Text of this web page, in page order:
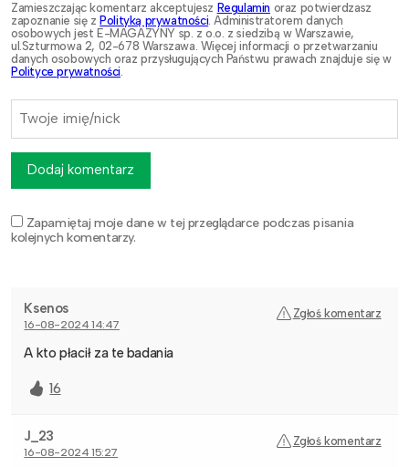
Zamieszczając komentarz akceptujesz Regulamin oraz potwierdzasz
zapoznanie się z Polityką prywatności. Administratorem danych
osobowych jest E-MAGAZYNY sp. z o.o. z siedzibą w Warszawie,
ul.Szturmowa 2, 02-678 Warszawa. Więcej informacji o przetwarzaniu
danych osobowych oraz przysługujących Państwu prawach znajduje się w
Polityce prywatności.
Zapamiętaj moje dane w tej przeglądarce podczas pisania
kolejnych komentarzy.
Dodaj komentarz
Ksenos
16-08-2024 14:47
Zgłoś komentarz
A kto płacił za te badania
16
J_23
16-08-2024 15:27
Zgłoś komentarz